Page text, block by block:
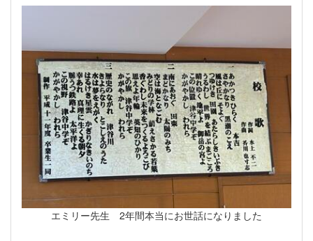
エミリー先生 2年間本当にお世話になりました